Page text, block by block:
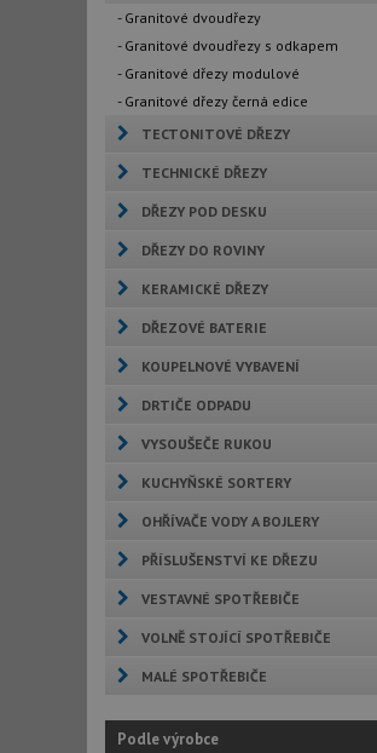
- Granitové dvoudřezy
- Granitové dvoudřezy s odkapem
- Granitové dřezy modulové
- Granitové dřezy černá edice
TECTONITOVÉ DŘEZY
TECHNICKÉ DŘEZY
DŘEZY POD DESKU
DŘEZY DO ROVINY
KERAMICKÉ DŘEZY
DŘEZOVÉ BATERIE
KOUPELNOVÉ VYBAVENÍ
DRTIČE ODPADU
VYSOUŠEČE RUKOU
KUCHYŇSKÉ SORTERY
OHŘÍVAČE VODY A BOJLERY
PŘÍSLUŠENSTVÍ KE DŘEZU
VESTAVNÉ SPOTŘEBIČE
VOLNĚ STOJÍCÍ SPOTŘEBIČE
MALÉ SPOTŘEBIČE
Podle výrobce